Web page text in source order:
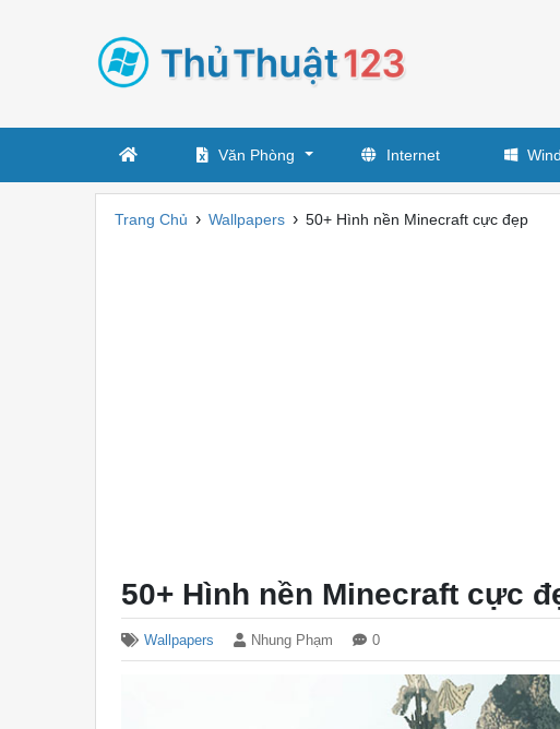
Văn Phòng Internet
Trang Chủ › Wallpapers › 50+ Hình nền Minecraft cực đẹp
50+ Hình nền Minecraft cực
Wallpapers Nhung Phạm 0